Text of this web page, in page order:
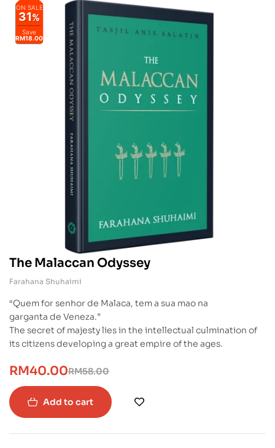
ON SALE
31%
Save
RM18.00
The Malaccan Odyssey
Farahana Shuhaimi
“Quem for senhor de Malaca, tem a sua mao na
garganta de Veneza.”
The secret of majesty lies in the intellectual culmination of
its citizens developing a great empire of the ages.
RM58.00
RM40.00
Add to cart